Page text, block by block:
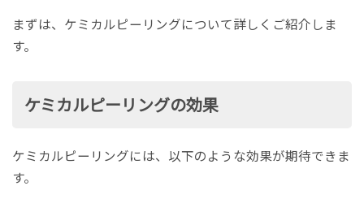
まずは、ケミカルピーリングについて詳しくご紹介しま
す。
ケミカルピーリングの効果
ケミカルピーリングには、以下のような効果が期待できま
す。